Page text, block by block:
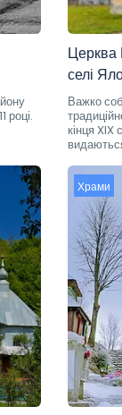
році.
Церква
селі
Важко
кінця XIX
Храми